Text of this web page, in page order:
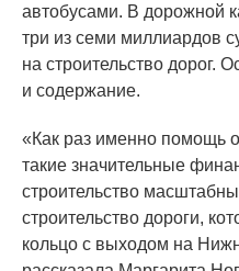
автобусами. В дорожной
три из семи миллиардов
на строительство дорог.
и содержание.
«Как раз именно помощь
такие значительные
строительство
строительство дороги,
кольцо с выходом на